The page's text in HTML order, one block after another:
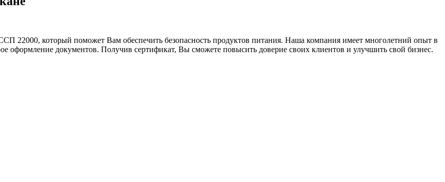
22000, который поможет Вам обеспечить безопасность продуктов питания. Наша компания имеет многолетний опыт в
оформление документов. Получив сертификат, Вы сможете повысить доверие своих клиентов и улучшить свой бизнес.